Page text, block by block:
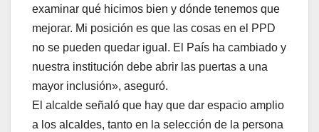
examinar qué hicimos bien y dónde tenemos que
mejorar. Mi posición es que las cosas en el PPD
no se pueden quedar igual. El País ha cambiado y
nuestra institución debe abrir las puertas a una
mayor inclusión», aseguró.
El alcalde señaló que hay que dar espacio amplio
a los alcaldes, tanto en la selección de la persona